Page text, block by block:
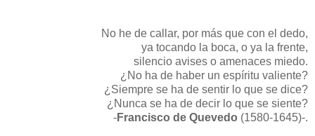
No he de callar, por más que con el dedo,
ya tocando la boca, o ya la frente,
silencio avises o amenaces miedo.
¿No ha de haber un espíritu valiente?
¿Siempre se ha de sentir lo que se dice?
¿Nunca se ha de decir lo que se siente?
-Francisco de Quevedo (1580-1645)-.